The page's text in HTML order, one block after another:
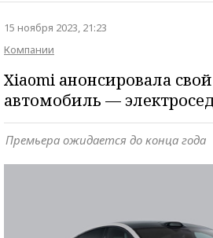
15 ноября 2023, 21:23
Компании
Xiaomi анонсировала
автомобиль —
Премьера ожидается до конца года